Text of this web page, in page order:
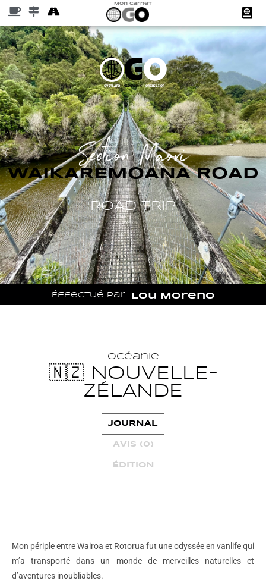
Mon Carnet
ÅGO
Overlandgeographicorientation
Section Maori
WAIKAREMOANA ROAD
ROAD TRIP
Éffectué par Lou Moreno
Océanie
🇳🇿 NOUVELLE-
ZÉLANDE
JOURNAL
AVIS (0)
ÉDITION
Mon périple entre Wairoa et Rotorua fut une odyssée en vanlife qui
m’a transporté dans un monde de merveilles naturelles et
d’aventures inoubliables.